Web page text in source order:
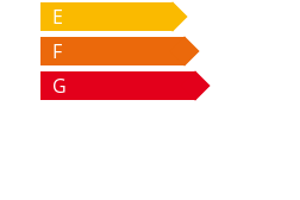
E
F
G